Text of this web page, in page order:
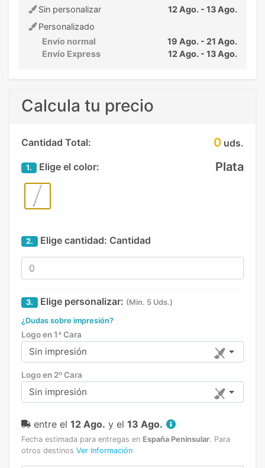
Sin personalizar
12 Ago. - 13 Ago.
Personalizado
Envío normal
19 Ago. - 21 Ago.
Envío Express
12 Ago. - 13 Ago.
Calcula tu precio
Cantidad Total: 0 uds.
1. Elige el color: Plata
2. Elige cantidad: Cantidad
3. Elige personalizar: (Min. 5 Uds.)
¿Dudas sobre impresión?
Logo en 1ª Cara
Sin impresión
Logo en 2º Cara
Sin impresión
entre el 12 Ago. y el 13 Ago.
Fecha estimada para entregas en España Peninsular. Para
otros destinos Ver Información